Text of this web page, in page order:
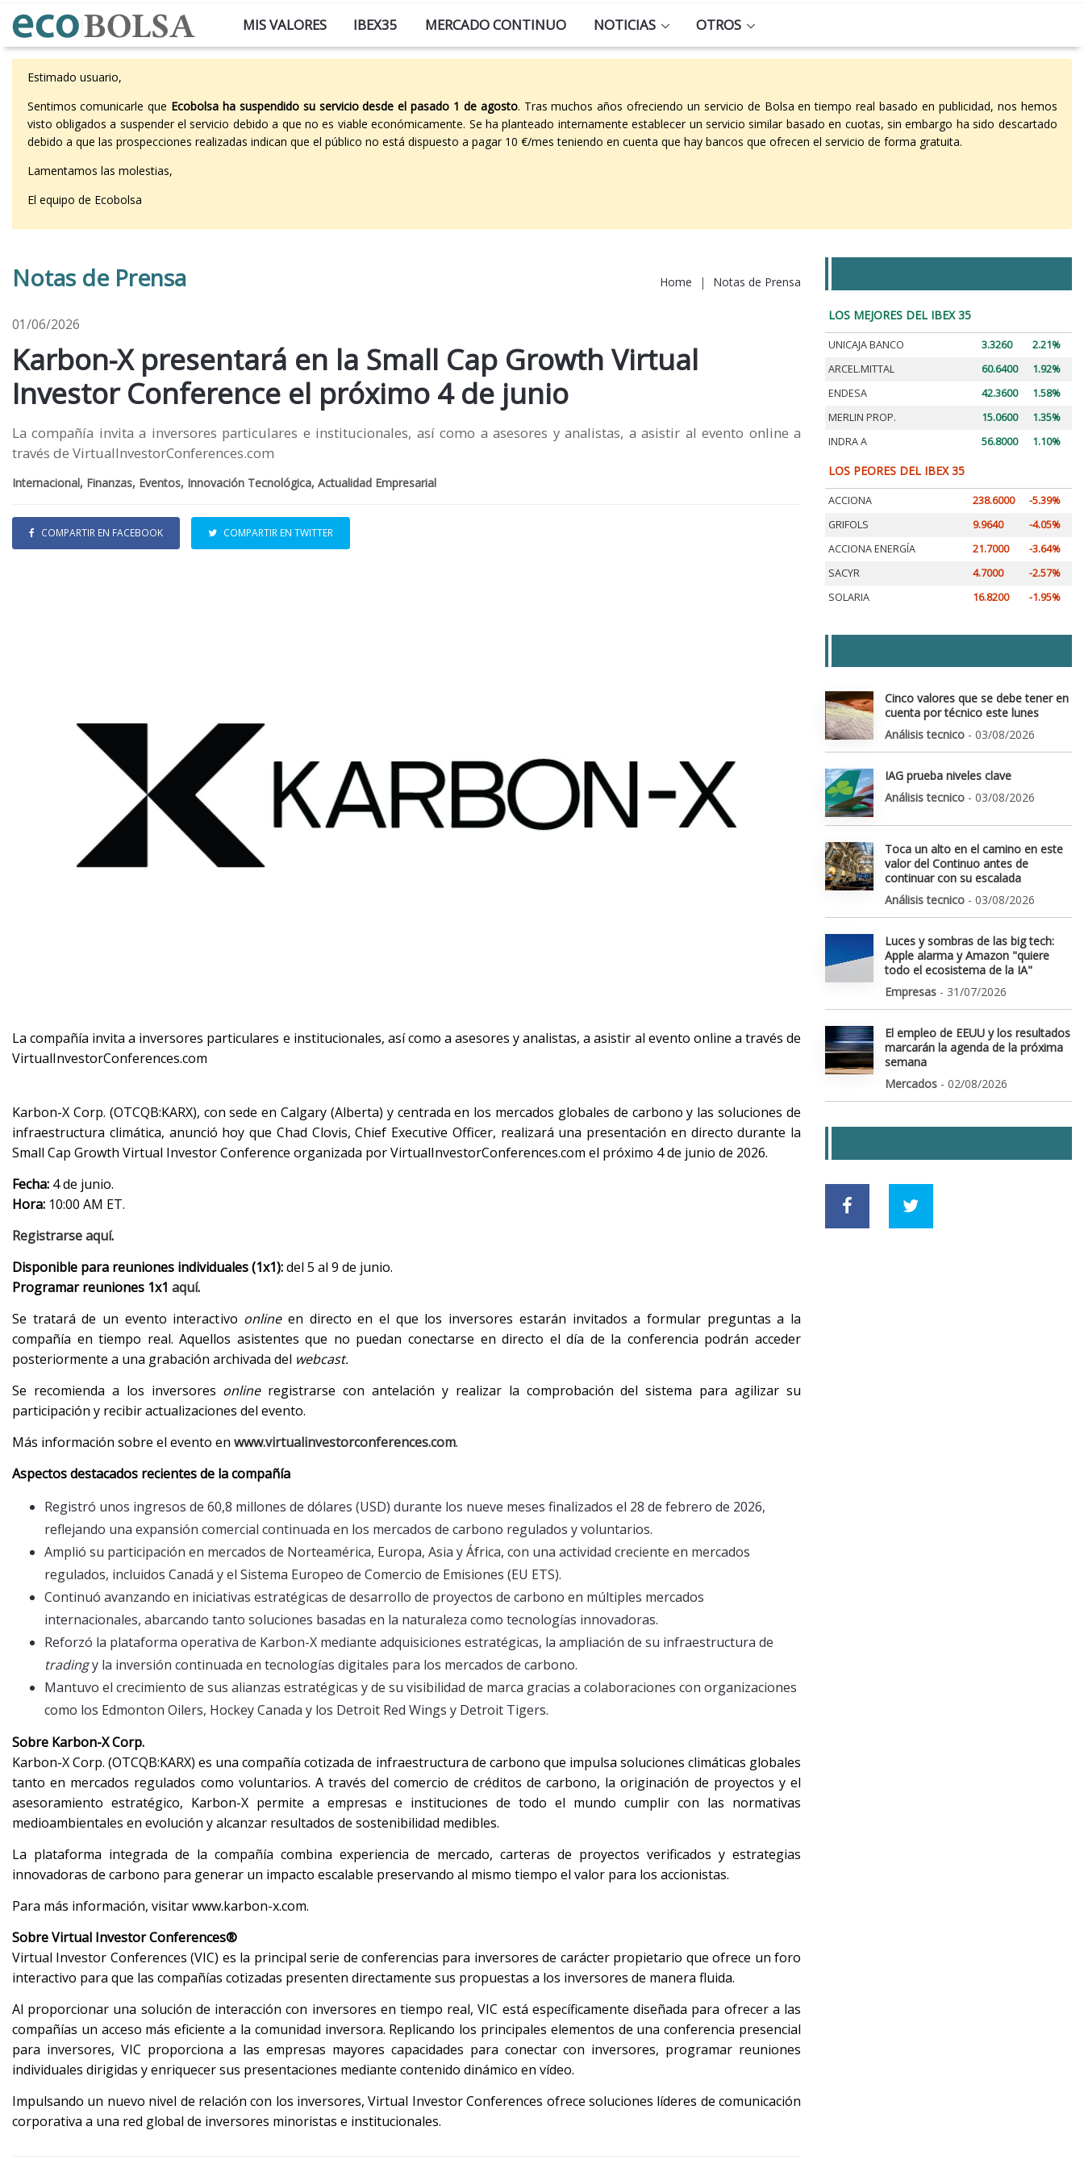
MIS VALORES IBEX35 MERCADO CONTINUO NOTICIAS OTROS
Estimado usuario,
Sentimos comunicarle que Ecobolsa ha suspendido su servicio desde el pasado 1 de agosto. Tras muchos años ofreciendo un servicio de Bolsa en tiempo real basado en publicidad, nos hemos
visto obligados a suspender el servicio debido a que no es viable económicamente. Se ha planteado internamente establecer un servicio similar basado en cuotas, sin embargo ha sido descartado
debido a que las prospecciones realizadas indican que el público no está dispuesto a pagar 10 €/mes teniendo en cuenta que hay bancos que ofrecen el servicio de forma gratuita.
Lamentamos las molestias,
El equipo de Ecobolsa
Notas de Prensa Home | Notas de Prensa
01/06/2026
Karbon-X presentará en la Small Cap Growth Virtual
Investor Conference el próximo 4 de junio
La compañía invita a inversores particulares e institucionales, así como a asesores y analistas, a asistir al evento online a
través de VirtualInvestorConferences.com
Internacional, Finanzas, Eventos, Innovación Tecnológica, Actualidad Empresarial
COMPARTIR EN FACEBOOK COMPARTIR EN TWITTER
La compañía invita a inversores particulares e institucionales, así como a asesores y analistas, a asistir al evento online a través de
VirtualInvestorConferences.com
Karbon-X Corp. (OTCQB:KARX), con sede en Calgary (Alberta) y centrada en los mercados globales de carbono y las soluciones de
infraestructura climática, anunció hoy que Chad Clovis, Chief Executive Officer, realizará una presentación en directo durante la
Small Cap Growth Virtual Investor Conference organizada por VirtualInvestorConferences.com el próximo 4 de junio de 2026.
Fecha: 4 de junio.
Hora: 10:00 AM ET.
Registrarse aquí.
Disponible para reuniones individuales (1x1):del 5 al 9 de junio.
Programar reuniones 1x1 aquí.
Se tratará de un evento interactivo online en directo en el que los inversores estarán invitados a formular preguntas a la
compañía en tiempo real. Aquellos asistentes que no puedan conectarse en directo el día de la conferencia podrán acceder
posteriormente a una grabación archivada del webcast.
Se recomienda a los inversores onlineregistrarse con antelación y realizar la comprobación del sistema para agilizar su
participación y recibir actualizaciones del evento.
Más información sobre el evento en www.virtualinvestorconferences.com.
Aspectos destacados recientes de la compañía
Registró unos ingresos de 60,8 millones de dólares (USD) durante los nueve meses finalizados el 28 de febrero de 2026,
reflejando una expansión comercial continuada en los mercados de carbono regulados y voluntarios.
Amplió su participación en mercados de Norteamérica, Europa, Asia y África, con una actividad creciente en mercados
regulados, incluidos Canadá y el Sistema Europeo de Comercio de Emisiones (EU ETS).
Continuó avanzando en iniciativas estratégicas de desarrollo de proyectos de carbono en múltiples mercados
internacionales, abarcando tanto soluciones basadas en la naturaleza como tecnologías innovadoras.
Reforzó la plataforma operativa de Karbon-X mediante adquisiciones estratégicas, la ampliación de su infraestructura de
tradingy la inversión continuada en tecnologías digitales para los mercados de carbono.
Mantuvo el crecimiento de sus alianzas estratégicas y de su visibilidad de marca gracias a colaboraciones con organizaciones
como los Edmonton Oilers, Hockey Canada y los Detroit Red Wings y Detroit Tigers.
Sobre Karbon-X Corp.
Karbon-X Corp. (OTCQB:KARX) es una compañía cotizada de infraestructura de carbono que impulsa soluciones climáticas globales
tanto en mercados regulados como voluntarios. A través del comercio de créditos de carbono, la originación de proyectos y el
asesoramiento estratégico, Karbon-X permite a empresas e instituciones de todo el mundo cumplir con las normativas
medioambientales en evolución y alcanzar resultados de sostenibilidad medibles.
La plataforma integrada de la compañía combina experiencia de mercado, carteras de proyectos verificados y estrategias
innovadoras de carbono para generar un impacto escalable preservando al mismo tiempo el valor para los accionistas.
Para más información, visitar www.karbon-x.com.
Sobre Virtual Investor Conferences®
Virtual Investor Conferences (VIC) es la principal serie de conferencias para inversores de carácter propietario que ofrece un foro
interactivo para que las compañías cotizadas presenten directamente sus propuestas a los inversores de manera fluida.
Al proporcionar una solución de interacción con inversores en tiempo real, VIC está específicamente diseñada para ofrecer a las
compañías un acceso más eficiente a la comunidad inversora. Replicando los principales elementos de una conferencia presencial
para inversores, VIC proporciona a las empresas mayores capacidades para conectar con inversores, programar reuniones
individuales dirigidas y enriquecer sus presentaciones mediante contenido dinámico en vídeo.
Impulsando un nuevo nivel de relación con los inversores, Virtual Investor Conferences ofrece soluciones líderes de comunicación
corporativa a una red global de inversores minoristas e institucionales.
LOS MEJORES DEL IBEX 35
UNICAJA BANCO 3.3260
2.21%
ARCEL.MITTAL
60.6400
1.92%
ENDESA
42.3600
1.58%
MERLIN PROP.
15.0600
1.35%
INDRA A
56.8000 1.10%
LOS PEORES DEL IBEX 35
ACCIONA 238.6000
-5.39%
GRIFOLS
9.9640
-4.05%
ACCIONA ENERGÍA
21.7000
-3.64%
SACYR
4.7000
-2.57%
SOLARIA
16.8200 -1.95%
Cinco valores que se debe tener en
cuenta por técnico este lunes
Análisis tecnico - 03/08/2026
IAG prueba niveles clave
Análisis tecnico - 03/08/2026
Toca un alto en el camino en este
valor del Continuo antes de
continuar con su escalada
Análisis tecnico - 03/08/2026
Luces y sombras de las big tech:
Apple alarma y Amazon "quiere
todo el ecosistema de la IA"
Empresas - 31/07/2026
El empleo de EEUU y los resultados
marcarán la agenda de la próxima
semana
Mercados - 02/08/2026